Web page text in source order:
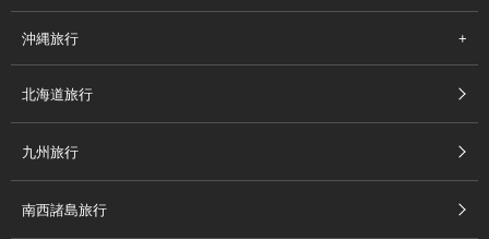
沖縄旅行
北海道旅行
九州旅行
南西諸島旅行